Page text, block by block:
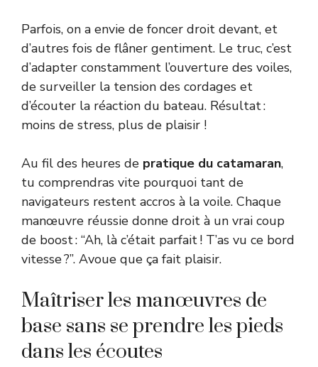
Parfois, on a envie de foncer droit devant, et
d’autres fois de flâner gentiment. Le truc, c’est
d’adapter constamment l’ouverture des voiles,
de surveiller la tension des cordages et
d’écouter la réaction du bateau. Résultat :
moins de stress, plus de plaisir !
Au fil des heures de pratique du catamaran,
tu comprendras vite pourquoi tant de
navigateurs restent accros à la voile. Chaque
manœuvre réussie donne droit à un vrai coup
de boost : “Ah, là c’était parfait ! T’as vu ce bord
vitesse ?”. Avoue que ça fait plaisir.
Maîtriser les manœuvres de
base sans se prendre les pieds
dans les écoutes